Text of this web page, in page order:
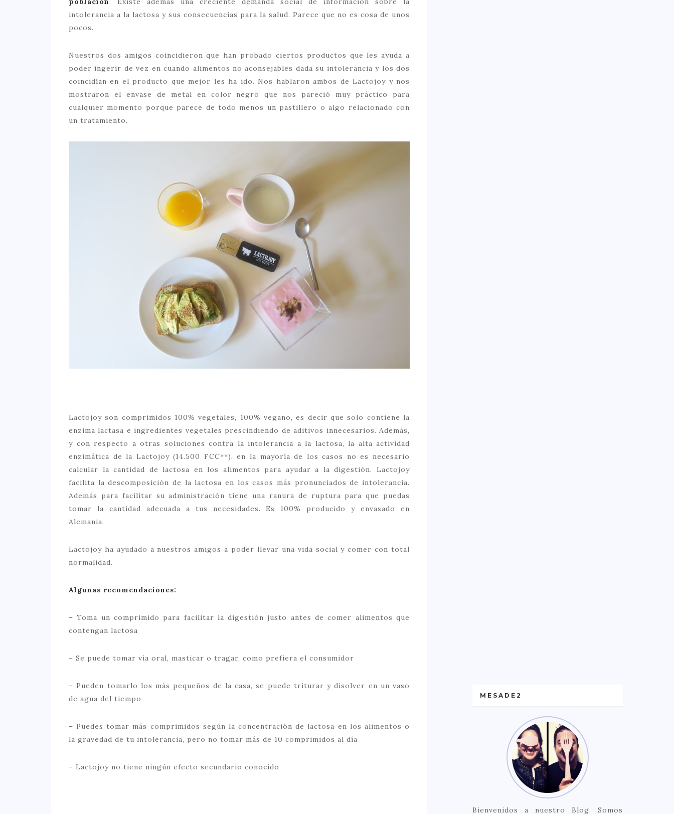
intolerancia a la lactosa y sus consecuencias para la salud. Parece que no es cosa de unos
pocos.
Nuestros dos amigos coincidieron que han probado ciertos productos que les ayuda a
poder ingerir de vez en cuando alimentos no aconsejables dada su intolerancia y los dos
coincidían en el producto que mejor les ha ido. Nos hablaron ambos de Lactojoy y nos
mostraron el envase de metal en color negro que nos pareció muy práctico para
cualquier momento porque parece de todo menos un pastillero o algo relacionado con
un tratamiento.
Lactojoy son comprimidos 100% vegetales, 100% vegano, es decir que solo contiene la
enzima lactasa e ingredientes vegetales prescindiendo de aditivos innecesarios. Además,
y con respecto a otras soluciones contra la intolerancia a la lactosa, la alta actividad
enzimática de la Lactojoy (14.500 FCC**), en la mayoría de los casos no es necesario
calcular la cantidad de lactosa en los alimentos para ayudar a la digestión. Lactojoy
facilita la descomposición de la lactosa en los casos más pronunciados de intolerancia.
Además para facilitar su administración tiene una ranura de ruptura para que puedas
tomar la cantidad adecuada a tus necesidades. Es 100% producido y envasado en
Alemania.
Lactojoy ha ayudado a nuestros amigos a poder llevar una vida social y comer con total
normalidad.
Algunas recomendaciones:
– Toma un comprimido para facilitar la digestión justo antes de comer alimentos que
contengan lactosa
– Se puede tomar vía oral, masticar o tragar, como prefiera el consumidor
– Pueden tomarlo los más pequeños de la casa, se puede triturar y disolver en un vaso
de agua del tiempo
– Puedes tomar más comprimidos según la concentración de lactosa en los alimentos o
la gravedad de tu intolerancia, pero no tomar más de 10 comprimidos al día
– Lactojoy no tiene ningún efecto secundario conocido
MESADE2
Bienvenidos a nuestro Blog. Somos